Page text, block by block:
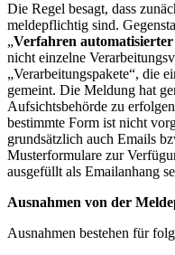
Die Regel besagt, dass
meldepflichtig sind.
„Verfahren
nicht einzelne
„Verarbeitungspakete“, die
gemeint. Die Meldung hat
Aufsichtsbehörde zu
bestimmte Form ist nicht
grundsätzlich auch Emails
Musterformulare zur
ausgefüllt als Emailanhang
Ausnahmen von der
Ausnahmen bestehen für